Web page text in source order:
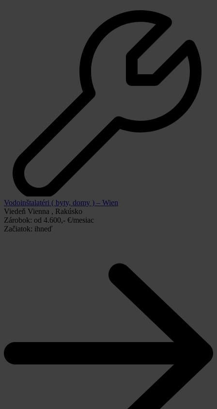
Vodoinštalatéri ( byty, domy ) – Wien
Viedeň Vienna , Rakúsko
Zárobok: od 4.600,- €/mesiac
Začiatok: ihneď